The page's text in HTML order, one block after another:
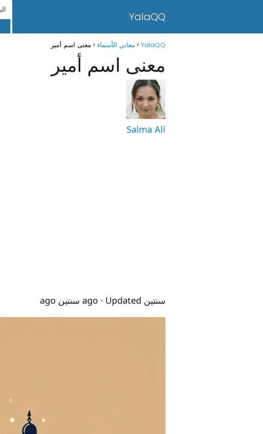
YalaQQ
YalaQQ معاني الأسماء معنى اسم أمير
معنى اسم أمير
Salma Alí
سنتين ago · Updated سنتين ago